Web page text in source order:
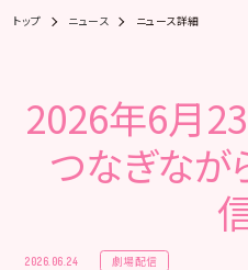
トップ ニュース ニュース詳細
2026年6月23
つなぎなが
2026.06.24 劇場配信